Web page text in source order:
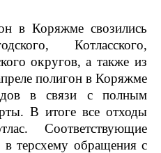
в Коряжме свозились
Котласского,
округов, а также из
полигон в Коряжме
в связи с полным
В итоге все отходы
Соответствующие
терсхему обращения с